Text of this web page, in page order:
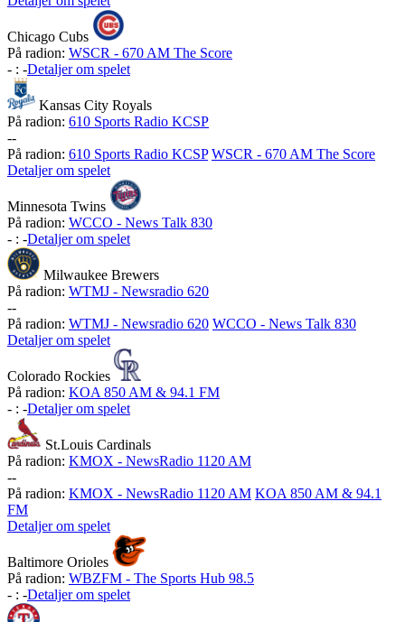
Chicago Cubs
På radion: WSCR - 670 AM The Score
- : -Detaljer om spelet
Kansas City Royals
På radion: 610 Sports Radio KCSP
--
På radion: 610 Sports Radio KCSP WSCR - 670 AM The Score
Detaljer om spelet
Minnesota Twins
På radion: WCCO - News Talk 830
- : -Detaljer om spelet
Milwaukee Brewers
På radion: WTMJ - Newsradio 620
--
På radion: WTMJ - Newsradio 620 WCCO - News Talk 830
Detaljer om spelet
Colorado Rockies
På radion: KOA 850 AM & 94.1 FM
- : -Detaljer om spelet
St.Louis Cardinals
På radion: KMOX - NewsRadio 1120 AM
--
På radion: KMOX - NewsRadio 1120 AM KOA 850 AM & 94.1
FM
Detaljer om spelet
Baltimore Orioles
På radion: WBZFM - The Sports Hub 98.5
- : -Detaljer om spelet